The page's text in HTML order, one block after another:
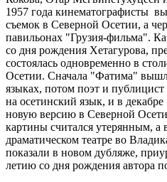
1957 года кинематографисты
съемок в Северной Осетии, а
павильонах "Грузия-фильма".
со дня рождения Хетагурова,
состоялась одновременно в
Осетии. Сначала "Фатима"
языках, потом поэт и публицист
на осетинский язык, и в
новую версию в Северной
картины считался утерянным, а
драматическом театре во
показали в новом дубляже,
летию со дня рождения автора